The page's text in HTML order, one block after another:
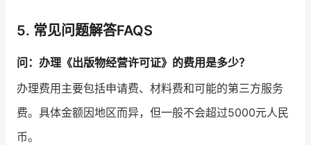
5. 常见问题解答FAQS
问：办理《出版物经营许可证》的费用是多少？
办理费用主要包括申请费、材料费和可能的第三方服务
费。具体金额因地区而异，但一般不会超过5000元人民
币。